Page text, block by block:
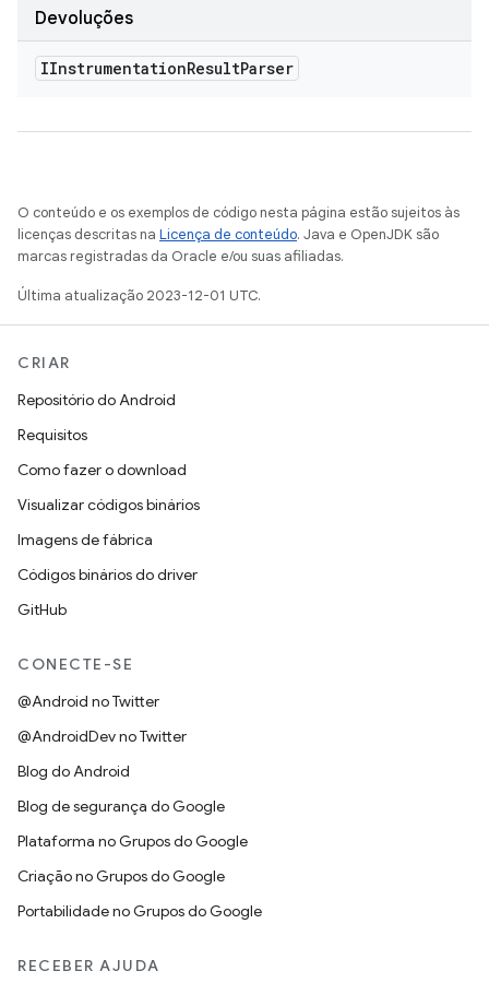
Devoluções
IInstrumentationResultParser
O conteúdo e os exemplos de código nesta página estão sujeitos às
licenças descritas na Licença de conteúdo. Java e OpenJDK são
marcas registradas da Oracle e/ou suas afiliadas.
Última atualização 2023-12-01 UTC.
CRIAR
Repositório do Android
Requisitos
Como fazer o download
Visualizar códigos binários
Imagens de fábrica
Códigos binários do driver
GitHub
CONECTE-SE
@Android no Twitter
@AndroidDev no Twitter
Blog do Android
Blog de segurança do Google
Plataforma no Grupos do Google
Criação no Grupos do Google
Portabilidade no Grupos do Google
RECEBER AJUDA